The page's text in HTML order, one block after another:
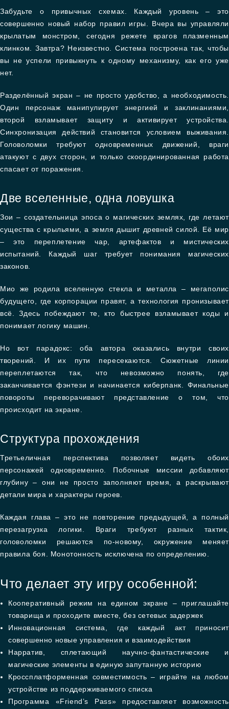
Забудьте о привычных схемах. Каждый уровень – это
совершенно новый набор правил игры. Вчера вы управляли
крылатым монстром, сегодня режете врагов плазменным
клинком. Завтра? Неизвестно. Система построена так, чтобы
вы не успели привыкнуть к одному механизму, как его уже
нет.
Разделённый экран – не просто удобство, а необходимость.
Один персонаж манипулирует энергией и заклинаниями,
второй взламывает защиту и активирует устройства.
Синхронизация действий становится условием выживания.
Головоломки требуют одновременных движений, враги
атакуют с двух сторон, и только скоординированная работа
спасает от поражения.
Две вселенные, одна ловушка
Зои – создательница эпоса о магических землях, где летают
существа с крыльями, а земля дышит древней силой. Её мир
– это переплетение чар, артефактов и мистических
испытаний. Каждый шаг требует понимания магических
законов.
Мио же родила вселенную стекла и металла – мегаполис
будущего, где корпорации правят, а технология пронизывает
всё. Здесь побеждают те, кто быстрее взламывает коды и
понимает логику машин.
Но вот парадокс: оба автора оказались внутри своих
творений. И их пути пересекаются. Сюжетные линии
переплетаются так, что невозможно понять, где
заканчивается фэнтези и начинается киберпанк. Финальные
повороты переворачивают представление о том, что
происходит на экране.
Структура прохождения
Третьеличная перспектива позволяет видеть обоих
персонажей одновременно. Побочные миссии добавляют
глубину – они не просто заполняют время, а раскрывают
детали мира и характеры героев.
Каждая глава – это не повторение предыдущей, а полный
перезагрузка логики. Враги требуют разных тактик,
головоломки решаются по-новому, окружение меняет
правила боя. Монотонность исключена по определению.
Что делает эту игру особенной:
Кооперативный режим на едином экране – приглашайте
товарища и проходите вместе, без сетевых задержек
Инновационная система, где каждый акт приносит
совершенно новые управления и взаимодействия
Нарратив, сплетающий научно-фантастические и
магические элементы в единую запутанную историю
Кроссплатформенная совместимость – играйте на любом
устройстве из поддерживаемого списка
Программа «Friend’s Pass» предоставляет возможность